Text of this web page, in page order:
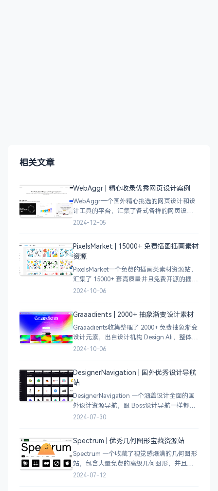
相关文章
WebAggr | 精心收录优秀网页设计案例
WebAggr一个国外精心挑选的网页设计和设
计工具的平台，汇集了各式各样的网页设计
案例，涵盖个人博客、时尚、设计、机构、
计，应
2024-12-05
PixelsMarket | 15000+ 免费插图插画素材
资源
PixelsMarket一个免费的插画类素材资源站，
汇集了 15000+ 套高质量并且免费开源的插图
插画和图标资源。
2024-10-06
Graaadients | 2000+ 抽象渐变设计素材
Graaadients收集整理了 2000+ 免费抽象渐变
设计元素，出自设计机构 Design Ali，整体渐
变色比较鲜艳，更像是 AI 生成的元素，需要
2024-10-06
DesignerNavigation | 国外优秀设计导航
站
DesignerNavigation 一个涵盖设计全面的国
外设计资源导航，跟 Boss设计导航一样都是
分门别类的划分设计灵感、资讯、UI 资源、
2024-07-30
Spectrum | 优秀几何图形宝藏资源站
Spectrum 一个收藏了视觉感爆满的几何图形
站，包含大量免费的高级几何图形，并且每
周都会更新 100 个几何图案，不断的完善能
2024-07-12